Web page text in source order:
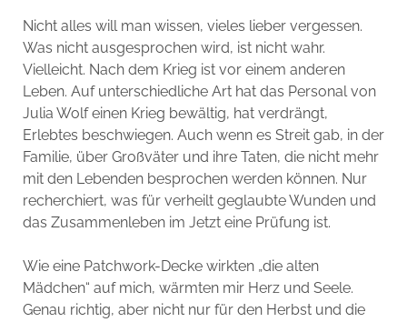
Nicht alles will man wissen, vieles lieber vergessen.
Was nicht ausgesprochen wird, ist nicht wahr.
Vielleicht. Nach dem Krieg ist vor einem anderen
Leben. Auf unterschiedliche Art hat das Personal von
Julia Wolf einen Krieg bewältig, hat verdrängt,
Erlebtes beschwiegen. Auch wenn es Streit gab, in der
Familie, über Großväter und ihre Taten, die nicht mehr
mit den Lebenden besprochen werden können. Nur
recherchiert, was für verheilt geglaubte Wunden und
das Zusammenleben im Jetzt eine Prüfung ist.
Wie eine Patchwork-Decke wirkten „die alten
Mädchen“ auf mich, wärmten mir Herz und Seele.
Genau richtig, aber nicht nur für den Herbst und die